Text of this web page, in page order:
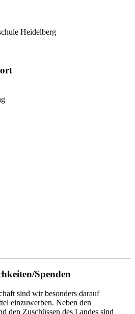
Heidelberg
Spenden
sind wir besonders darauf
einzuwerben. Neben den
den Zuschüssen des Landes sind